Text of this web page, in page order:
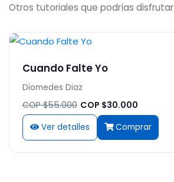
Otros tutoriales que podrías disfrutar
Cuando Falte Yo
Diomedes Diaz
COP $55.000 COP $30.000
Ver detalles Comprar